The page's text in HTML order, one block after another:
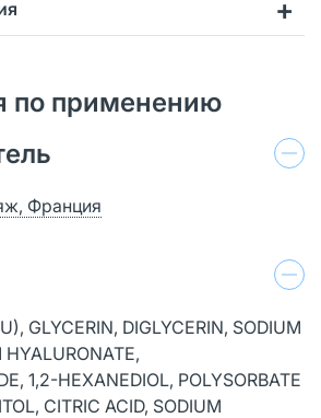
по применению
Франция
GLYCERIN, DIGLYCERIN, SODIUM
HYALURONATE,
1,2-HEXANEDIOL, POLYSORBATE
CITRIC ACID, SODIUM